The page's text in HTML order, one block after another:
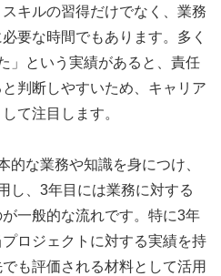
キルの習得だけでなく、業務
要な時間でもあります。多く
」という実績があると、責任
判断しやすいため、キャリア
て注目します。
的な業務や知識を身につけ、
し、3年目には業務に対する
一般的な流れです。特に3年
ロジェクトに対する実績を持
も評価される材料として活用